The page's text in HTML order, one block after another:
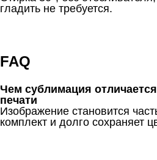
гладить не требуется.
FAQ
Чем сублимация
печати
Изображение становится
комплект и долго сохраняет